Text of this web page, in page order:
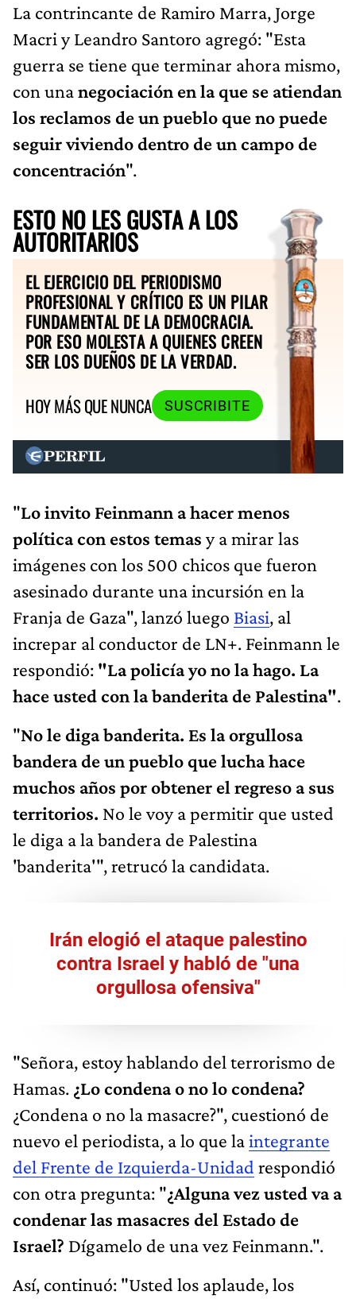
La contrincante de Ramiro Marra, Jorge
Macri y Leandro Santoro agregó: "Esta
guerra se tiene que terminar ahora mismo,
con unanegociación en la que se atiendan
los reclamos de un pueblo que no puede
seguir viviendo dentro de un campo de
concentración".
ESTO NO LES GUSTA A LOS
AUTORITARIOS
EL EJERCICIO DEL PERIODISMO
PROFESIONAL Y CRÍTICO ES UN PILAR
FUNDAMENTAL DE LA DEMOCRACIA.
POR ESO MOLESTA A QUIENES CREEN
SER LOS DUEÑOS DE LA VERDAD.
HOY MÁS QUE NUNCA
SUSCRIBITE
"Lo invito Feinmann a hacer menos
política con estos temas y a mirar las
imágenes con los 500 chicos que fueron
asesinado durante una incursión en la
Franja de Gaza", lanzó luego Biasi, al
increpar al conductor de LN+. Feinmann le
respondió: "La policía yo no la hago. La
hace usted con la banderita de Palestina".
"No le diga banderita. Es la orgullosa
bandera de un pueblo que lucha hace
muchos años por obtener el regreso a sus
territorios. No le voy a permitir que usted
le diga a la bandera de Palestina
'banderita'", retrucó la candidata.
Irán elogió el ataque palestino
contra Israel y habló de "una
orgullosa ofensiva"
"Señora, estoy hablando del terrorismo de
Hamas. ¿Lo condena o no lo condena?
¿Condena o no la masacre?", cuestionó de
nuevo el periodista, a lo que laintegrante
del Frente de Izquierda-Unidad respondió
con otra pregunta: "¿Alguna vez usted va a
condenar las masacres del Estado de
Israel? Dígamelo de una vez Feinmann.".
Así, continuó: "Usted los aplaude, los